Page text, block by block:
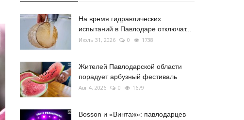
На время гидравлических
испытаний в Павлодаре отключат...
Июль 31, 2026 0 1738
Жителей Павлодарской области
порадует арбузный фестиваль
Авг 4, 2026 0 1679
Bosson и «Винтаж»: павлодарцев